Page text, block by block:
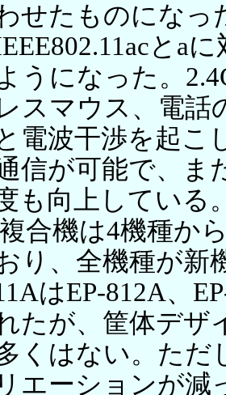
せたものになっ
とa
うになった。
スマウス、電話
電波干渉を起こ
信が可能で、ま
も向上している
合機は4機種か
り、全機種が新
はEP-812A、
たが、筐体デザ
くはない。ただ
エーションが減